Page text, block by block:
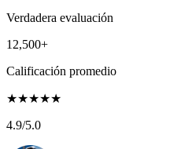
Verdadera evaluación
12,500+
Calificación promedio
★★★★★
4.9/5.0